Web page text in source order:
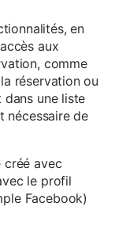
en
aux
comme
réservation ou
une liste
nécessaire de
avec
le profil
Facebook)